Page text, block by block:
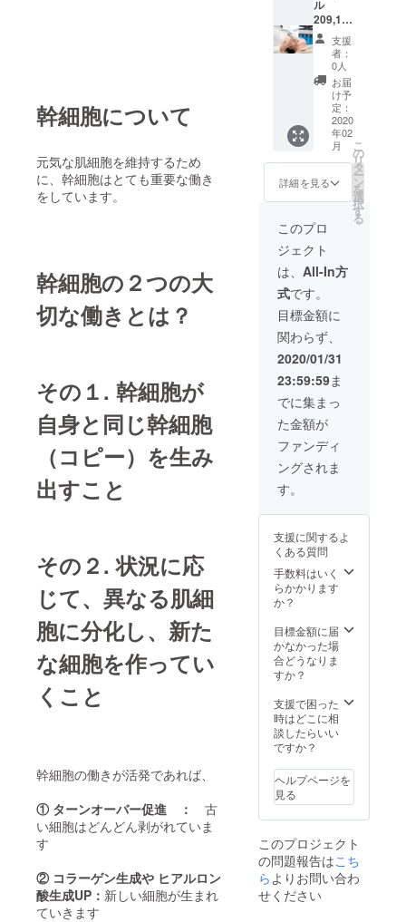
幹細胞について
元気な肌細胞を維持するため
に、幹細胞はとても重要な働き
をしています。
幹細胞の２つの大
切な働きとは？
その１. 幹細胞が
自身と同じ幹細胞
（コピー）を生み
出すこと
その２. 状況に応
じて、異なる肌細
胞に分化し、新た
な細胞を作ってい
くこと
幹細胞の働きが活発であれば、
① ターンオーバー促進 ：
古
い細胞はどんどん剥がれていま
す
② コラーゲン生成や ヒアルロン
酸生成UP： 新しい細胞が生まれ
ていきます
京ミッドタ
ウン皮膚科
形成外科ク
リニック特
2019年 ヒ
ト幹細胞コ
エー） の開
提供さ
せてい
ただき
ます。
②開発
者今泉
明子執
筆の書
籍「健
康にな
りたけ
ればシ
ワを取
い1,430
円（税
別）」
を0円に
てご提
供さし
あげま
す。
送料は
当方負
担いた
します
のでご
安心く
ださい
ませ。
金額は
全て税
込み価
（SEM
CELL
ジ・
エーモ
イス
チャー
クリー
30g）を
３か月
分（3
セッ
ト） ②
開発者
今泉明
子執筆
の書籍
「健康
になり
たけれ
ばシワ
を取り
なさい
1,430円
（税
別）」
を０円
にてご
提供 ③
お肌の
カウン
セリン
グ＠東
3,300円
にてご
提供
※③の有
効期限
は2020
4月の
3ヶ月間
を対象
とさせ
だきま
す。ご
来院に
は事前
必要と
なりま
す。
ル
209,110
円
→123,8
16円
40.8%O
FF ①
化粧水
（SEM
CELL
ジ・
エー リ
セル
ロー
ション
120mL
）＋ク
リーム
（SEM
CELL
ジ・
エーモ
イス
チャー
クリー
ム
30g）を
6か月分
（6セッ
ト）販
売予定
価格
176,880
16円
抜）
30％OF
F ②開
発者今
泉明子
書籍
「健康
になり
たけれ
を取り
なさ
い」
1,430円
てご提
供 ③
お肌の
診断＠
本木”今
泉スキ
ンクリ
ニッ
ク”
支援
者：
0人
お届
け予
定：
2020
年02
月
詳細を見る
こ
の
リ
タ
ー
ン
を
選
択
す
る
このプロ
ジェクト
は、 All-In方
式です。
目標金額に
関わらず、
2020/01/31
23:59:59ま
でに集まっ
た金額が
ファンディ
ングされま
す。
支援に関するよ
くある質問
手数料はいく
らかかります
か？
目標金額に届
かなかった場
合どうなりま
すか？
支援で困った
時はどこに相
談したらいい
ですか？
ヘルプページを
見る
このプロジェクト
の問題報告はこち
らよりお問い合わ
せください